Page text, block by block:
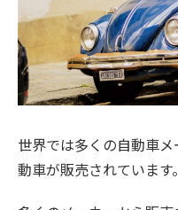
世界では多くの自動車
動車が販売されています。